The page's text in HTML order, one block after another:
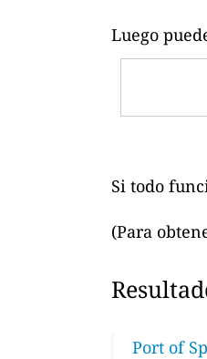
Luego
Si todo
(Para
Port of